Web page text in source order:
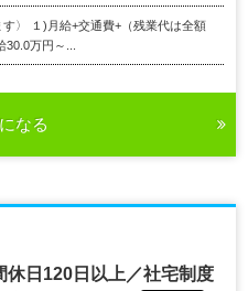
す〉 １)月給+交通費+（残業代は全額
万円～...
なる
日120日以上／社宅制度